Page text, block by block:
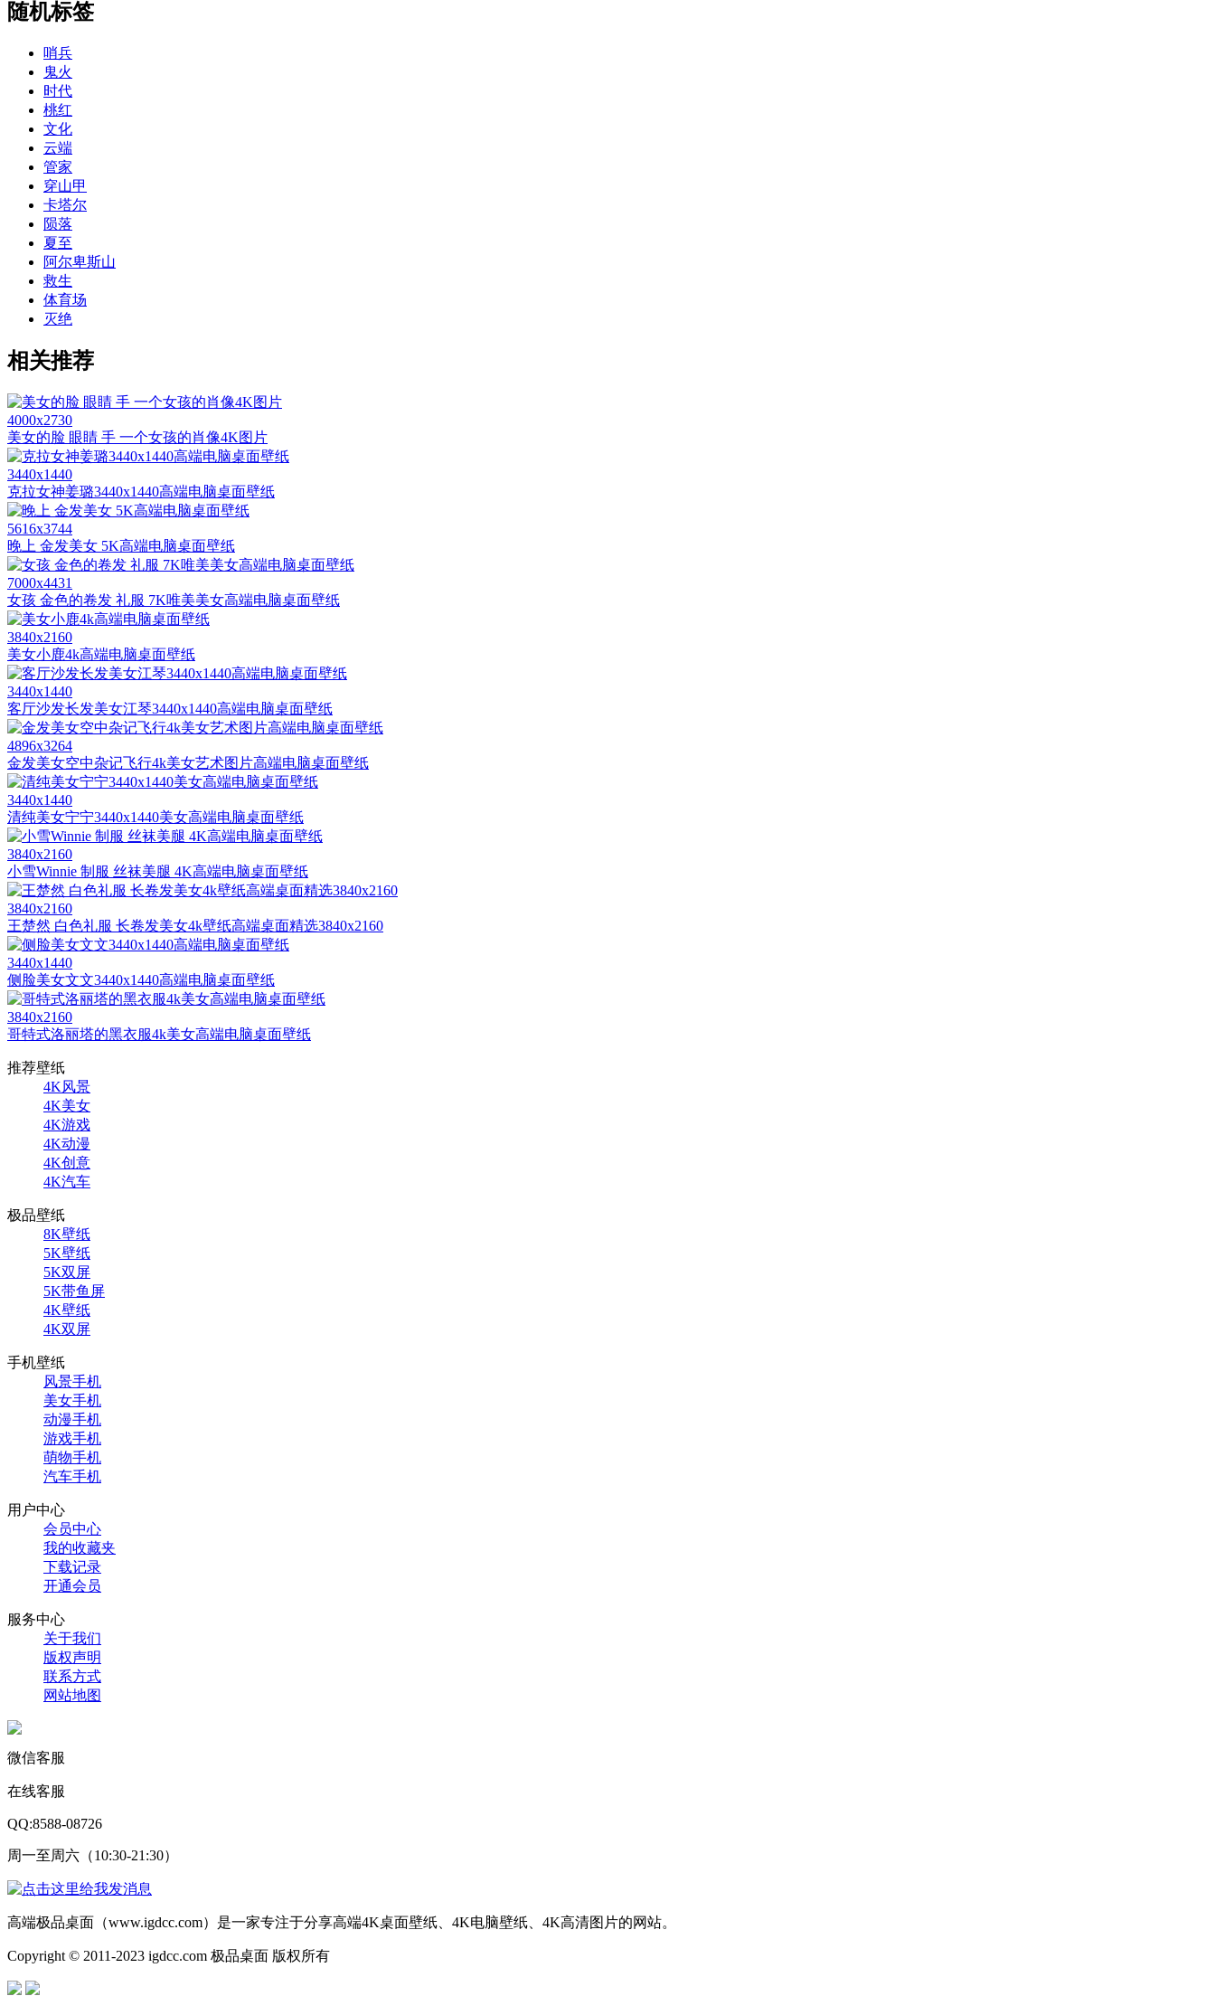
随机标签
哨兵
鬼火
时代
桃红
文化
云端
管家
穿山甲
卡塔尔
陨落
夏至
阿尔卑斯山
救生
体育场
灭绝
相关推荐
4000x2730
美女的脸 眼睛 手 一个女孩的肖像4K图片
3440x1440
克拉女神姜璐3440x1440高端电脑桌面壁纸
5616x3744
晚上 金发美女 5K高端电脑桌面壁纸
7000x4431
女孩 金色的卷发 礼服 7K唯美美女高端电脑桌面壁纸
3840x2160
美女小鹿4k高端电脑桌面壁纸
3440x1440
客厅沙发长发美女江琴3440x1440高端电脑桌面壁纸
4896x3264
金发美女空中杂记飞行4k美女艺术图片高端电脑桌面壁纸
3440x1440
清纯美女宁宁3440x1440美女高端电脑桌面壁纸
3840x2160
小雪Winnie 制服 丝袜美腿 4K高端电脑桌面壁纸
3840x2160
王楚然 白色礼服 长卷发美女4k壁纸高端桌面精选3840x2160
3440x1440
侧脸美女文文3440x1440高端电脑桌面壁纸
3840x2160
哥特式洛丽塔的黑衣服4k美女高端电脑桌面壁纸
推荐壁纸
4K风景
4K美女
4K游戏
4K动漫
4K创意
4K汽车
极品壁纸
8K壁纸
5K壁纸
5K双屏
5K带鱼屏
4K壁纸
4K双屏
手机壁纸
风景手机
美女手机
动漫手机
游戏手机
萌物手机
汽车手机
用户中心
会员中心
我的收藏夹
下载记录
开通会员
服务中心
关于我们
版权声明
联系方式
网站地图
微信客服
在线客服
QQ:8588-08726
周一至周六（10:30-21:30）
高端极品桌面（www.igdcc.com）是一家专注于分享高端4K桌面壁纸、4K电脑壁纸、4K高清图片的网站。
Copyright © 2011-2023 igdcc.com 极品桌面 版权所有